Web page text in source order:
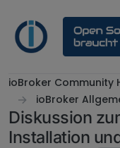
ioBroker Community
ioBroker
Diskussion
Installation